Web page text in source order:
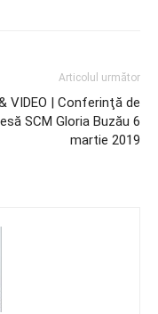
Articolul următor
VIDEO | Conferinţă de
SCM Gloria Buzău 6
martie 2019